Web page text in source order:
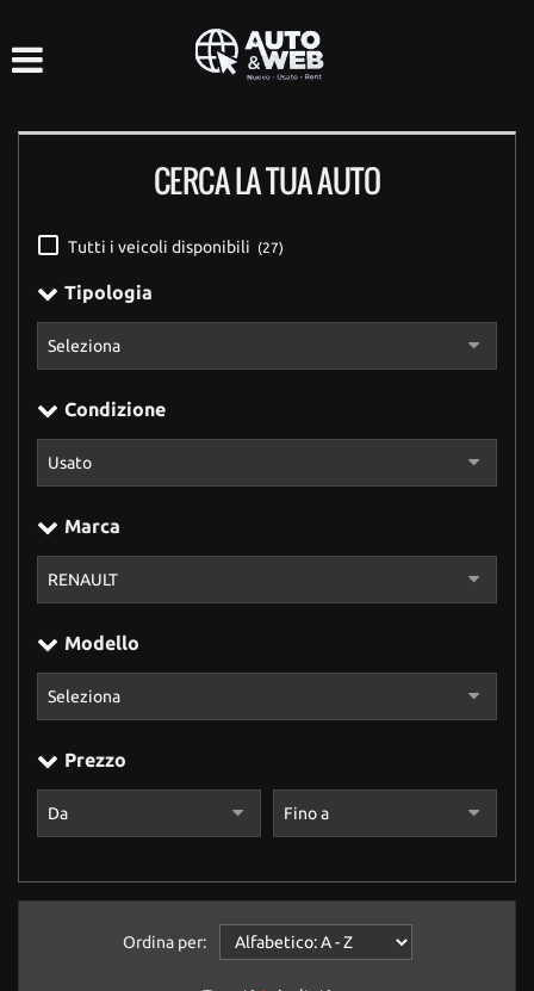
ACQUISTIAMO USATO
ASSISTENZA
CERCA LA TUA AUTO
Tutti i veicoli disponibili (27)
Tipologia
Condizione
Marca
Modello
Prezzo
Ordina per: